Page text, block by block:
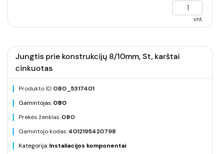
vnt.
Jungtis prie konstrukcijų 8/10mm, St, karštai
cinkuotas
Produkto ID:OBO_5317401
Gamintojas:OBO
Prekės ženklas:OBO
Gamintojo kodas:4012195420798
Kategorija:Instaliacijos komponentai